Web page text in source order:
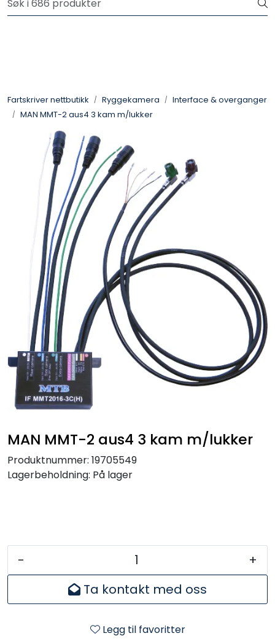
Skip to main content
Fartskriver nettbutikk Ryggekamera
Interface & overganger
MAN MMT-2 aus4 3 kam m/lukker
MAN MMT-2 aus4 3 kam m/lukker
Produktnummer: 19705549
Lagerbeholdning: På lager
-
+
Ta kontakt med oss
Legg til favoritter
Petroteknisk
Ryggekamera